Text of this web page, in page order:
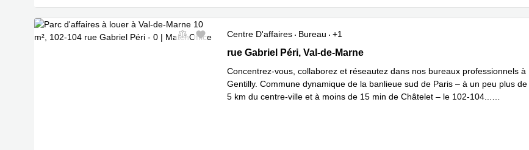
Centre D'affaires Bureau
+1
102-104 rue Gabriel Péri, Val-de-Marne
rue Gabriel Péri, Val-de-Marne
Concentrez-vous, collaborez et réseautez dans nos bureaux professionnels à
Gentilly. Commune dynamique de la banlieue sud de Paris – à un peu plus de
5 km du centre-ville et à moins de 15 min de Châtelet – le 102-104